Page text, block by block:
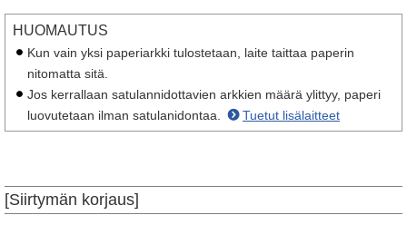
HUOMAUTUS
Kun vain yksi paperiarkki tulostetaan, laite taittaa paperin
nitomatta sitä.
Jos kerrallaan satulannidottavien arkkien määrä ylittyy, paperi
luovutetaan ilman satulanidontaa.
Tuetut lisälaitteet
[Siirtymän korjaus]